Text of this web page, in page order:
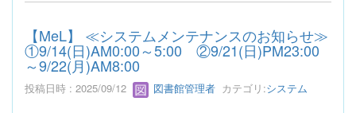
【MeL】 ≪システムメンテナンスのお知らせ≫
①9/14(日)AM0:00～5:00 ②9/21(日)PM23:00
～9/22(月)AM8:00
投稿日時 : 2025/09/12 図書館管理者 カテゴリ:システム